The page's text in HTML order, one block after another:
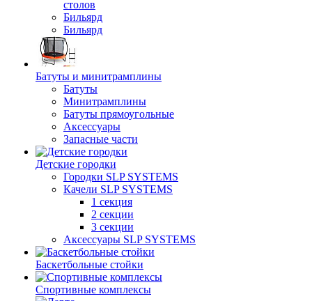
столов
Бильяpд
Бильяpд
Батуты и минитрамплины
Батуты
Минитрамплины
Батуты прямоугольные
Аксессуары
Запасные части
Детские городки
Городки SLP SYSTEMS
Качели SLP SYSTEMS
1 секция
2 секции
3 секции
Аксессуары SLP SYSTEMS
Баскетбольные стойки
Спортивные комплексы